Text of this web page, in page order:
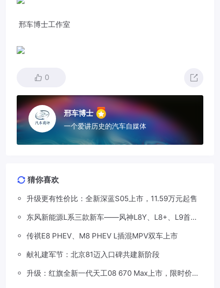
邢车博士工作室
0
邢车博士
一个爱讲历史的汽车自媒体
猜你喜欢
升级更有性价比：全新深蓝S05上市，11.59万元起售
东风新能源L系三款新车——风神L8Y、L8+、L9首发
传祺E8 PHEV、M8 PHEV L插混MPV双车上市
献礼建军节：北京81迈入口碑共建新阶段
升级：红旗全新一代天工08 670 Max上市，限时价